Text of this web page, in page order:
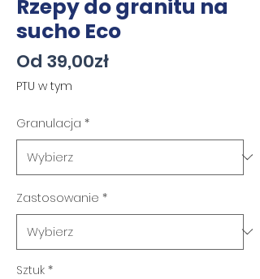
Rzepy do granitu na
sucho Eco
Od 39,00złCena
PTU w tym
Granulacja *
Zastosowanie *
Sztuk *